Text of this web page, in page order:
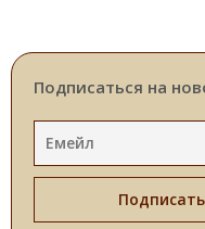
Подписаться на